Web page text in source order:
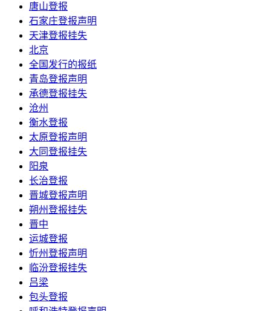
唐山登报
石家庄登报声明
天津登报挂失
北京
全国发行的报纸
青岛登报声明
承德登报挂失
沧州
衡水登报
太原登报声明
大同登报挂失
阳泉
长治登报
晋城登报声明
朔州登报挂失
晋中
运城登报
忻州登报声明
临汾登报挂失
吕梁
包头登报